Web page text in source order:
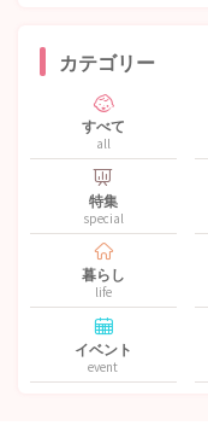
カテゴリー
すべて
all
特集
special
暮らし
life
イベント
event